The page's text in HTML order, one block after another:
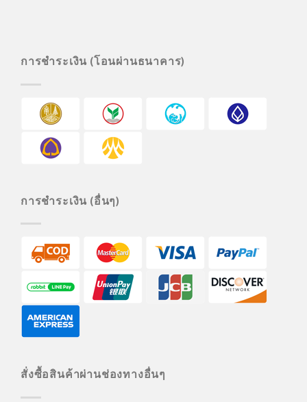
การชำระเงิน (โอนผ่านธนาคาร)
การชำระเงิน (อื่นๆ)
สั่งซื้อสินค้าผ่านช่องทางอื่นๆ